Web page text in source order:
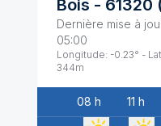
Bois - 61320
Dernière mise à
05:00
Longitude: -0.23° -
344m
Date
08 h 11 h